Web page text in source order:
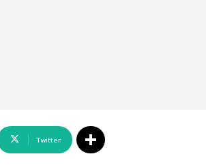
Twitter